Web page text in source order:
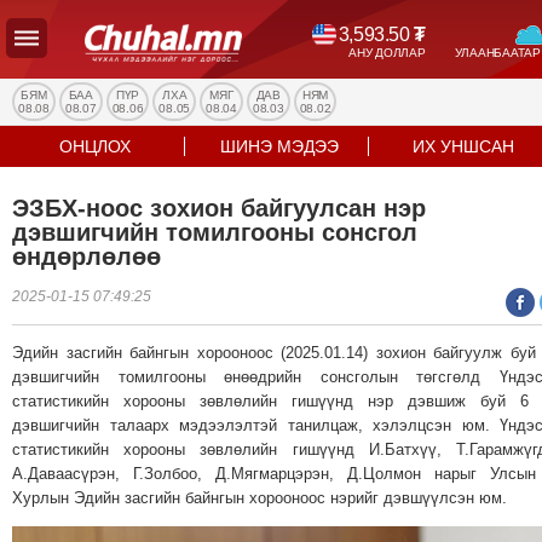
3,593.50₮
АНУ ДОЛЛАР
УЛС
ТӨР
НИЙГЭМ
ЭРҮҮЛ
МЭНД
ENTERTAINMENT
ДЭЛХИЙН
МЭДЭЭ
МЭДЭЭ
НИЙСЛЭЛ
БЯМ
08.08
БАА
08.07
ПҮР
08.06
ЛХА
08.05
МЯГ
08.04
ДАВ
08.03
НЯМ
08.02
ОНЦЛОХ ШИНЭ МЭДЭЭ ИХ УНШСАН
ЭЗБХ-ноос зохион байгуулсан нэр
дэвшигчийн томилгооны сонсгол
өндөрлөлөө
2025-01-15 07:49:25
Эдийн засгийн байнгын хорооноос (2025.01.14) зохион байгуулж буй
дэвшигчийн томилгооны өнөөдрийн сонсголын төгсгөлд
статистикийн хорооны зөвлөлийн гишүүнд нэр дэвшиж буй 6
дэвшигчийн талаарх мэдээлэлтэй танилцаж, хэлэлцсэн юм.
статистикийн хорооны зөвлөлийн гишүүнд И.Батхүү,
А.Даваасүрэн, Г.Золбоо, Д.Мягмарцэрэн, Д.Цолмон нарыг
Хурлын Эдийн засгийн байнгын хорооноос нэрийг дэвшүүлсэн юм.